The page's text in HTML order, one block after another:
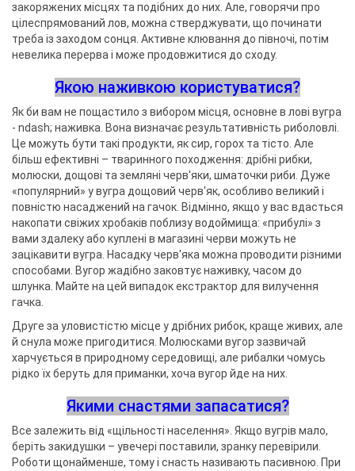
закоряжених місцях та подібних до них. Але, говорячи про
цілеспрямований лов, можна стверджувати, що починати
треба із заходом сонця. Активне клювання до півночі, потім
невелика перерва і може продовжитися до сходу.
Якою наживкою користуватися?
Як би вам не пощастило з вибором місця, основне в лові вугра
- ndash; наживка. Вона визначає результативність риболовлі.
Це можуть бути такі продукти, як сир, горох та тісто. Але
більш ефективні – тваринного походження: дрібні рибки,
молюски, дощові та земляні черв'яки, шматочки риби. Дуже
«популярний» у вугра дощовий черв'як, особливо великий і
повністю насаджений на гачок. Відмінно, якщо у вас вдасться
накопати свіжих хробаків поблизу водоймища: «прибулі» з
вами здалеку або куплені в магазині черви можуть не
зацікавити вугра. Насадку черв'яка можна проводити різними
способами. Вугор жадібно заковтує наживку, часом до
шлунка. Майте на цей випадок екстрактор для вилучення
гачка.
Друге за уловистістю місце у дрібних рибок, краще живих, але
й снула може пригодитися. Молюсками вугор зазвичай
харчується в природному середовищі, але рибалки чомусь
рідко їх беруть для приманки, хоча вугор йде на них.
Якими снастями запасатися?
Все залежить від «щільності населення». Якщо вугрів мало,
беріть закидушки – увечері поставили, зранку перевірили.
Роботи щонайменше, тому і снасть називають пасивною. При